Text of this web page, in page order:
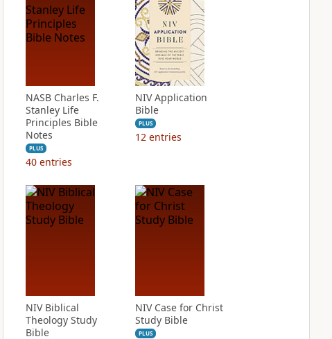
NASB Charles F.
Stanley Life
Principles Bible
Notes
PLUS
40 entries
NIV Application
Bible
PLUS
12 entries
NIV Biblical
Theology Study
Bible
NIV Case for Christ
Study Bible
PLUS